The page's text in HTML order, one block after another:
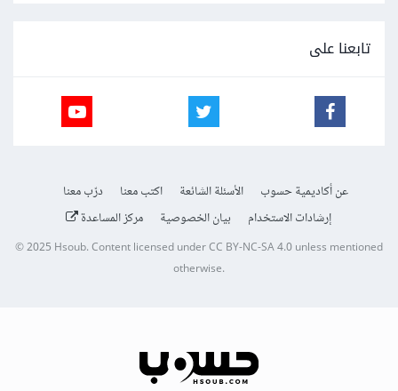
تابعنا على
عن أكاديمية حسوب الأسئلة الشائعة اكتب معنا
درّب معنا
إرشادات الاستخدام
بيان الخصوصية مركز المساعدة
© 2025Hsoub.Content licensed underCC BY-NC-SA 4.0unless mentioned
otherwise.